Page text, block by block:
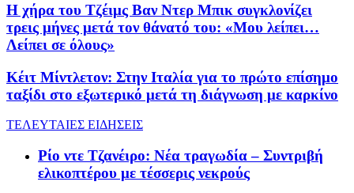
Η χήρα του Τζέιμς Βαν Ντερ Μπικ συγκλονίζει
τρεις μήνες μετά τον θάνατό του: «Μου λείπει…
Λείπει σε όλους»
Κέιτ Μίντλετον: Στην Ιταλία για το πρώτο επίσημο
ταξίδι στο εξωτερικό μετά τη διάγνωση με καρκίνο
ΤΕΛΕΥΤΑΙΕΣ ΕΙΔΗΣΕΙΣ
Ρίο ντε Τζανέιρο: Νέα τραγωδία – Συντριβή
ελικοπτέρου με τέσσερις νεκρούς